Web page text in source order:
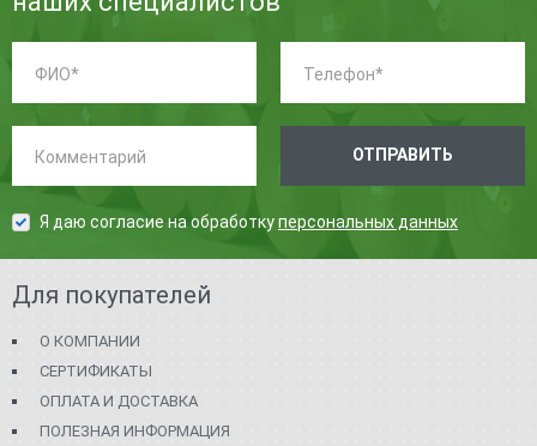
ОТПРАВИТЬ
Я даю согласие на обработкуперсональных данных
Для покупателей
О КОМПАНИИ
СЕРТИФИКАТЫ
ОПЛАТА И ДОСТАВКА
ПОЛЕЗНАЯ ИНФОРМАЦИЯ